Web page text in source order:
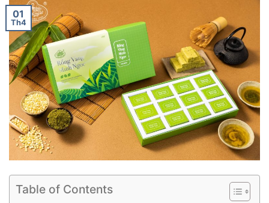
01
Th4
Table of Contents